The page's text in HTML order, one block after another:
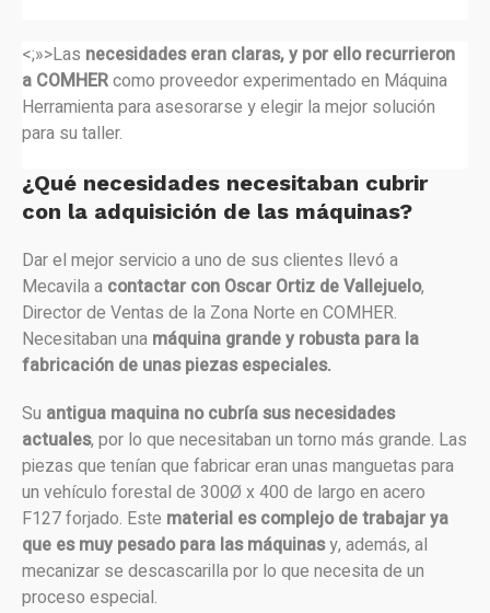
<;»>Las necesidades eran claras, y por ello recurrieron
a COMHERcomo proveedor experimentado en Máquina
Herramienta para asesorarse y elegir la mejor solución
para su taller.
¿Qué necesidades necesitaban cubrir
con la adquisición de las máquinas?
Dar el mejor servicio a uno de sus clientes llevó a
Mecavila a contactar con Oscar Ortiz de Vallejuelo,
Director de Ventas de la Zona Norte en COMHER.
Necesitaban una máquina grande y robusta para la
fabricación de unas piezas especiales.
Su antigua maquina no cubría sus necesidades
actuales, por lo que necesitaban un torno más grande. Las
piezas que tenían que fabricar eran unas manguetas para
un vehículo forestal de 300Ø x 400 de largo en acero
F127 forjado. Este material es complejo de trabajar ya
que es muy pesado para las máquinasy, además, al
mecanizar se descascarilla por lo que necesita de un
proceso especial.